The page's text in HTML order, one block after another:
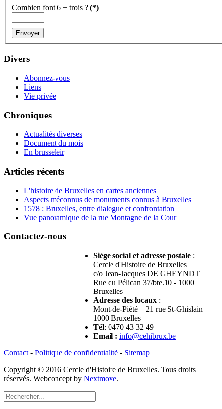
Combien font 6 + trois ?(*)
Divers
Abonnez-vous
Liens
Vie privée
Chroniques
Actualités diverses
Document du mois
En brusseleir
Articles récents
L'histoire de Bruxelles en cartes anciennes
Aspects méconnus de monuments connus à Bruxelles
1578 : Bruxelles, entre dialogue et confrontation
Vue panoramique de la rue Montagne de la Cour
Contactez-nous
Siège social et adresse postale :
Cercle d'Histoire de Bruxelles
c/o Jean-Jacques DE GHEYNDT
Rue du Pélican 37/bte.10 - 1000
Bruxelles
Adresse des locaux :
Mont-de-Piété – 21 rue St-Ghislain –
1000 Bruxelles
Tél: 0470 43 32 49
Email : info@cehibrux.be
Contact - Politique de confidentialité - Sitemap
Copyright © 2016 Cercle d'Histoire de Bruxelles. Tous droits
réservés. Webconcept by Nextmove.